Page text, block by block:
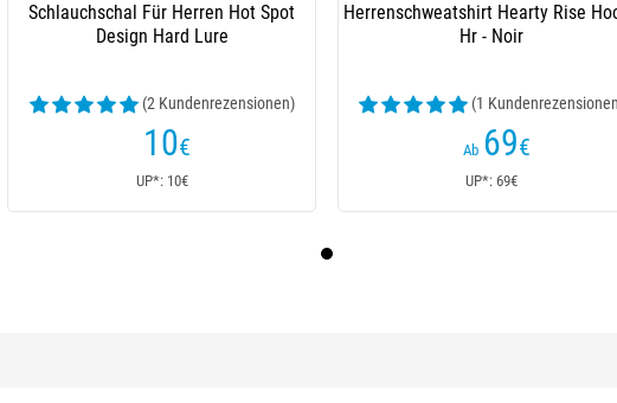
Schlauchschal Für Herren Hot Spot
Design Hard Lure
(2 Kundenrezensionen)
10€
UP*: 10€
Herrenschweatshirt Hearty Rise
Hr - Noir
(1
Ab 69€
UP*: 69€